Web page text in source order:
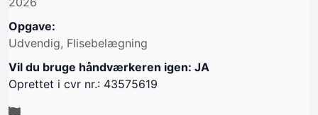
Opgave:
Udvendig, Flisebelægning
Vil du bruge håndværkeren igen: JA
Oprettet i cvr nr.: 43575619